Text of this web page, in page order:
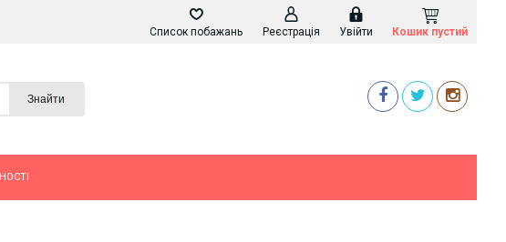
Кошик пустий
Увійти
Реєстрація
Список побажань
Знайти